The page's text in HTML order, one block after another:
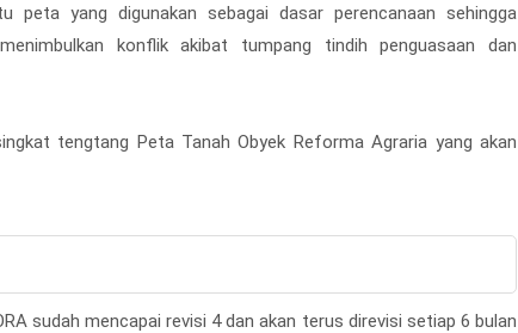
yang digunakan sebagai dasar perencanaan sehingga
konflik akibat tumpang tindih penguasaan dan
tengtang Peta Tanah Obyek Reforma Agraria yang akan
sudah mencapai revisi 4 dan akan terus direvisi setiap 6 bulan